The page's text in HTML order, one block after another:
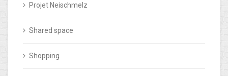
Projet Neischmelz
Shared space
Shopping